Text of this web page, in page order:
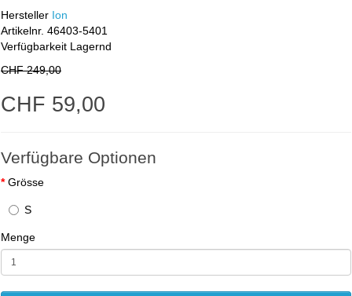
Hersteller Ion
Artikelnr. 46403-5401
Verfügbarkeit Lagernd
CHF 249,00
CHF 59,00
Verfügbare Optionen
Grösse
S
Menge